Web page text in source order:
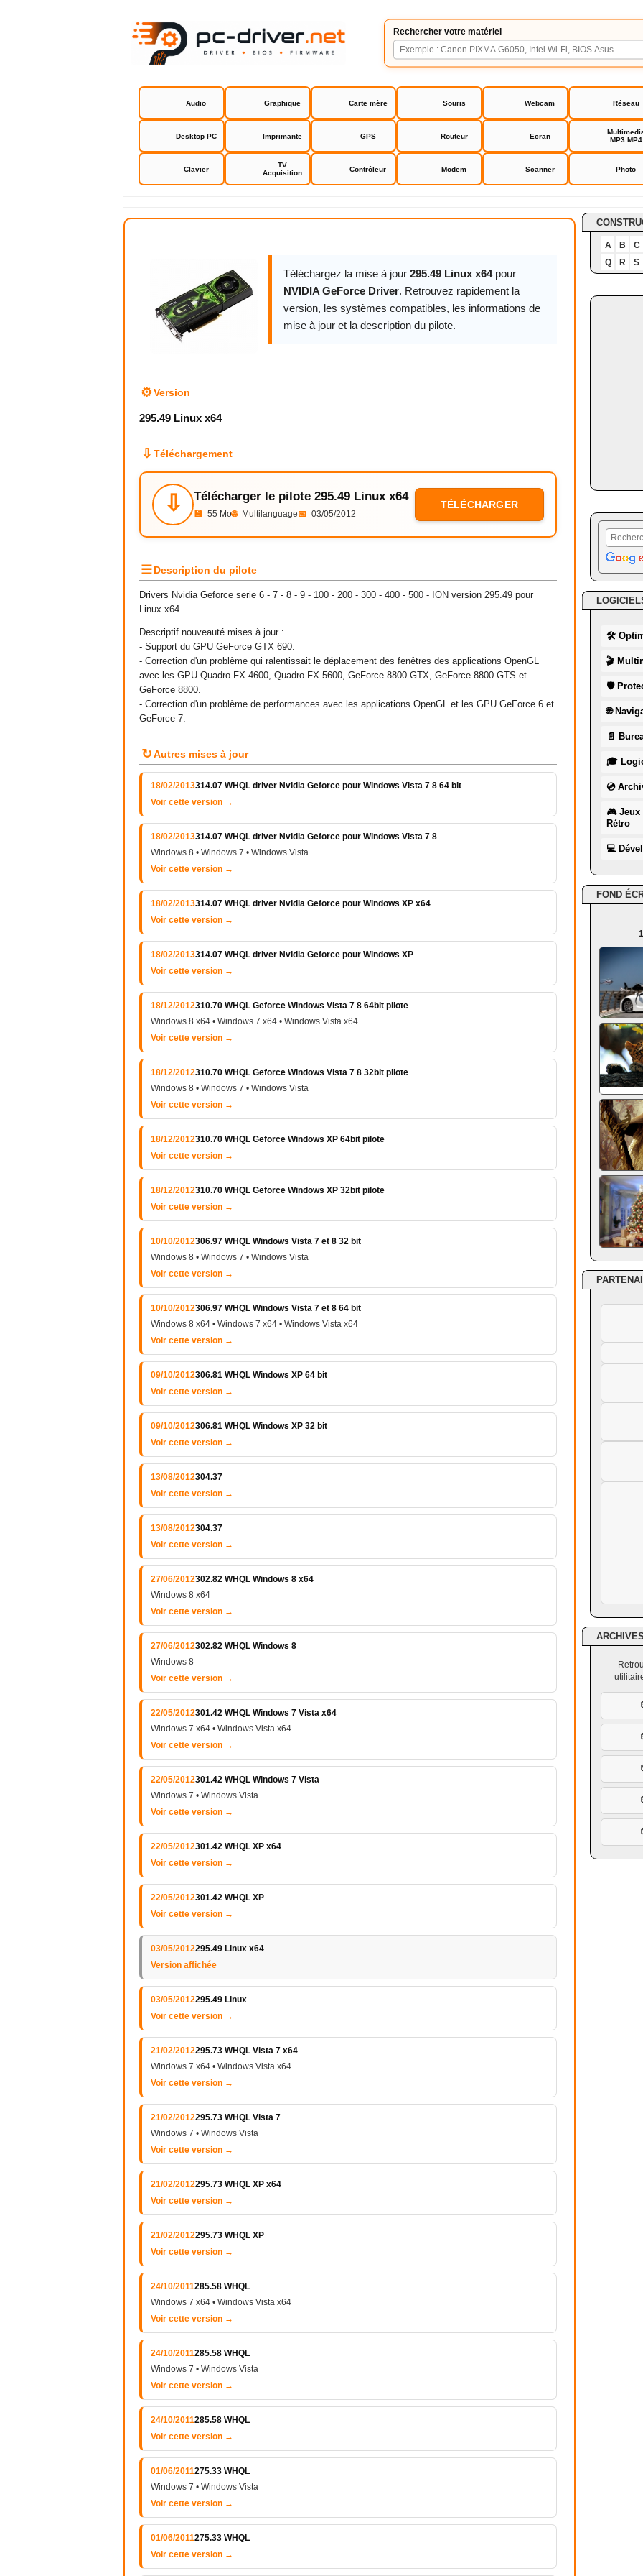
Rechercher votre matériel
Audio Graphique Carte mère Souris Webcam Réseau
Desktop PC Imprimante GPS Routeur Ecran
MP3 MP4
Clavier
TV
Acquisition
Contrôleur Modem Scanner Photo
NVIDIA GeForce Driver
Téléchargez la mise à jour 295.49 Linux x64pour
NVIDIA GeForce Driver. Retrouvez rapidement la
version, les systèmes compatibles, les informations de
mise à jour et la description du pilote.
⚙Version
295.49 Linux x64
⇩ Téléchargement
⇩ Télécharger le pilote 295.49 Linux x64
💾 55 Mo🌐 Multilanguage📅 03/05/2012
TÉLÉCHARGER
☰Description du pilote
Drivers Nvidia Geforce serie 6 - 7 - 8 - 9 - 100 - 200 - 300 - 400 - 500 - ION version 295.49 pour
Linux x64
Descriptif nouveauté mises à jour :
- Support du GPU GeForce GTX 690.
- Correction d'un problème qui ralentissait le déplacement des fenêtres des applications OpenGL
avec les GPU Quadro FX 4600, Quadro FX 5600, GeForce 8800 GTX, GeForce 8800 GTS et
GeForce 8800.
- Correction d'un problème de performances avec les applications OpenGL et les GPU GeForce 6 et
GeForce 7.
↻Autres mises à jour
18/02/2013314.07 WHQL driver Nvidia Geforce pour Windows Vista 7 8 64 bit
Voir cette version →
18/02/2013314.07 WHQL driver Nvidia Geforce pour Windows Vista 7 8
Windows 8 • Windows 7 • Windows Vista
Voir cette version →
18/02/2013314.07 WHQL driver Nvidia Geforce pour Windows XP x64
Voir cette version →
18/02/2013314.07 WHQL driver Nvidia Geforce pour Windows XP
Voir cette version →
18/12/2012310.70 WHQL Geforce Windows Vista 7 8 64bit pilote
Windows 8 x64 • Windows 7 x64 • Windows Vista x64
Voir cette version →
18/12/2012310.70 WHQL Geforce Windows Vista 7 8 32bit pilote
Windows 8 • Windows 7 • Windows Vista
Voir cette version →
18/12/2012310.70 WHQL Geforce Windows XP 64bit pilote
Voir cette version →
18/12/2012310.70 WHQL Geforce Windows XP 32bit pilote
Voir cette version →
10/10/2012306.97 WHQL Windows Vista 7 et 8 32 bit
Windows 8 • Windows 7 • Windows Vista
Voir cette version →
10/10/2012306.97 WHQL Windows Vista 7 et 8 64 bit
Windows 8 x64 • Windows 7 x64 • Windows Vista x64
Voir cette version →
09/10/2012306.81 WHQL Windows XP 64 bit
Voir cette version →
09/10/2012306.81 WHQL Windows XP 32 bit
Voir cette version →
13/08/2012304.37
Voir cette version →
13/08/2012304.37
Voir cette version →
27/06/2012302.82 WHQL Windows 8 x64
Windows 8 x64
Voir cette version →
27/06/2012302.82 WHQL Windows 8
Windows 8
Voir cette version →
22/05/2012301.42 WHQL Windows 7 Vista x64
Windows 7 x64 • Windows Vista x64
Voir cette version →
22/05/2012301.42 WHQL Windows 7 Vista
Windows 7 • Windows Vista
Voir cette version →
22/05/2012301.42 WHQL XP x64
Voir cette version →
22/05/2012301.42 WHQL XP
Voir cette version →
03/05/2012295.49 Linux x64
Version affichée
03/05/2012295.49 Linux
Voir cette version →
21/02/2012295.73 WHQL Vista 7 x64
Windows 7 x64 • Windows Vista x64
Voir cette version →
21/02/2012295.73 WHQL Vista 7
Windows 7 • Windows Vista
Voir cette version →
21/02/2012295.73 WHQL XP x64
Voir cette version →
21/02/2012295.73 WHQL XP
Voir cette version →
24/10/2011285.58 WHQL
Windows 7 x64 • Windows Vista x64
Voir cette version →
24/10/2011285.58 WHQL
Windows 7 • Windows Vista
Voir cette version →
24/10/2011285.58 WHQL
Voir cette version →
01/06/2011275.33 WHQL
Windows 7 • Windows Vista
Voir cette version →
01/06/2011275.33 WHQL
Voir cette version →
A B
C
Q
R S
🛠
🎬
🛡
🌐
📄
🎓
💿
🎮 Jeux
Rétro
💻
FOND